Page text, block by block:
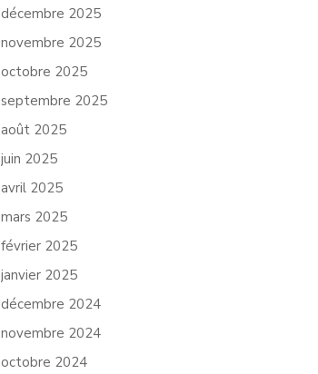
décembre 2025
novembre 2025
octobre 2025
septembre 2025
août 2025
juin 2025
avril 2025
mars 2025
février 2025
janvier 2025
décembre 2024
novembre 2024
octobre 2024